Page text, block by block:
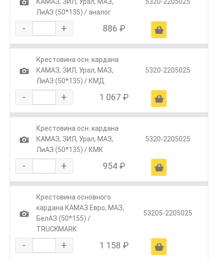
КАМАЗ, ЗИЛ, Урал, МАЗ,
ЛиАЗ (50*135) / аналог
5320-2205025
- + 886 ₽ Ä
1
Крестовина осн. кардана
КАМАЗ, ЗИЛ, Урал, МАЗ,
ЛиАЗ (50*135) / КМД
5320-2205025
- + 1 067 ₽ Ä
1
Крестовина осн. кардана
КАМАЗ, ЗИЛ, Урал, МАЗ,
ЛиАЗ (50*135) / КМК
5320-2205025
- + 954 ₽ Ä
1
Крестовина основного
кардана КАМАЗ Евро, МАЗ,
БелАЗ (50*155) /
TRUCKMARK
53205-2205025
- + 1 158 ₽ Ä